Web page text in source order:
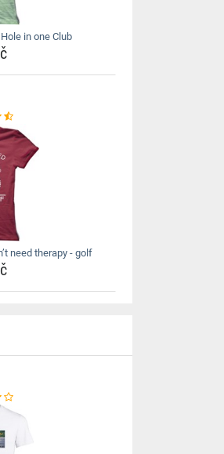
in one Club
need therapy - golf